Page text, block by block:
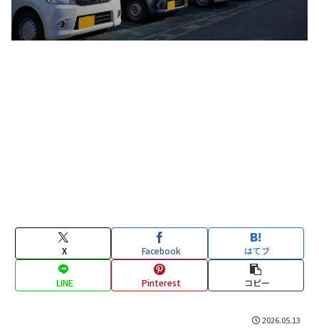
X Facebook はてブ
LINE Pinterest コピー
2026.05.13